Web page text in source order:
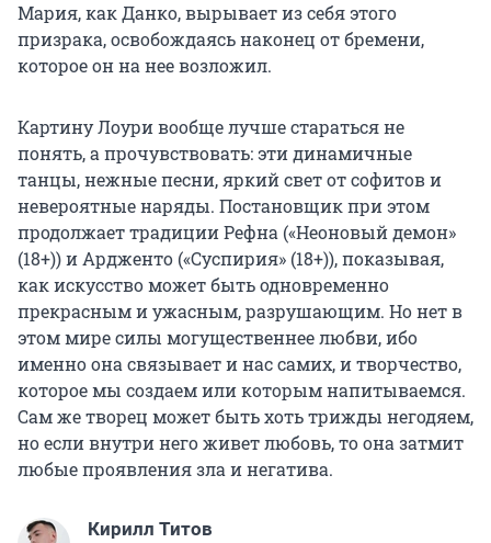
Мария, как Данко, вырывает из себя этого
призрака, освобождаясь наконец от бремени,
которое он на нее возложил.
Картину Лоури вообще лучше стараться не
понять, а прочувствовать: эти динамичные
танцы, нежные песни, яркий свет от софитов и
невероятные наряды. Постановщик при этом
продолжает традиции Рефна («Неоновый демон»
(18+)) и Ардженто («Суспирия» (18+)), показывая,
как искусство может быть одновременно
прекрасным и ужасным, разрушающим. Но нет в
этом мире силы могущественнее любви, ибо
именно она связывает и нас самих, и творчество,
которое мы создаем или которым напитываемся.
Сам же творец может быть хоть трижды негодяем,
но если внутри него живет любовь, то она затмит
любые проявления зла и негатива.
Кирилл Титов